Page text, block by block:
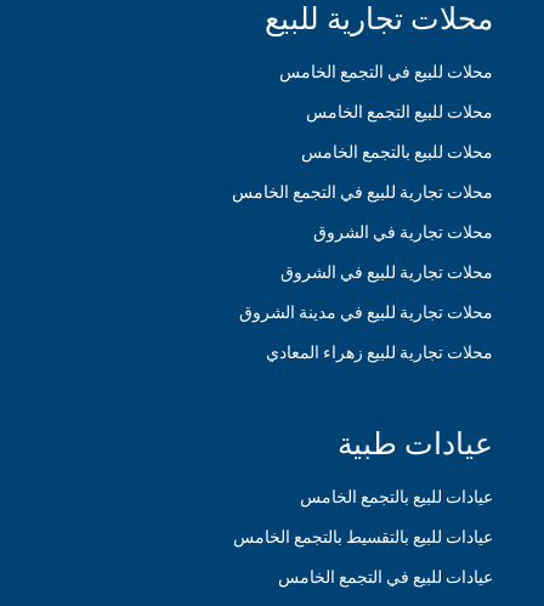
محلات تجارية للبيع
محلات للبيع في التجمع الخامس
محلات للبيع التجمع الخامس
محلات للبيع بالتجمع الخامس
محلات تجارية للبيع في التجمع الخامس
محلات تجارية في الشروق
محلات تجارية للبيع في الشروق
محلات تجارية للبيع في مدينة الشروق
محلات تجارية للبيع زهراء المعادي
عيادات طبية
عيادات للبيع بالتجمع الخامس
عيادات للبيع بالتقسيط بالتجمع الخامس
عيادات للبيع في التجمع الخامس